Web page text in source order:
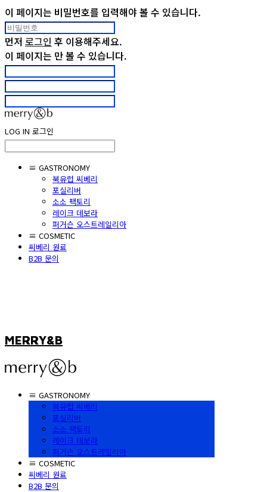
이 페이지는 비밀번호를 입력해야 볼 수 있습니다.
먼저 로그인 후 이용해주세요.
이 페이지는 만 볼 수 있습니다.
LOG IN 로그인
≡ GASTRONOMY
북유럽 씨베리
포실리버
소소 팩토리
레이크 데보라
퍼거슨 오스트레일리아
≡ COSMETIC
씨베리 원료
B2B 문의
MERRY&B
≡ GASTRONOMY
북유럽 씨베리
포실리버
소소 팩토리
레이크 데보라
퍼거슨 오스트레일리아
≡ COSMETIC
씨베리 원료
B2B 문의